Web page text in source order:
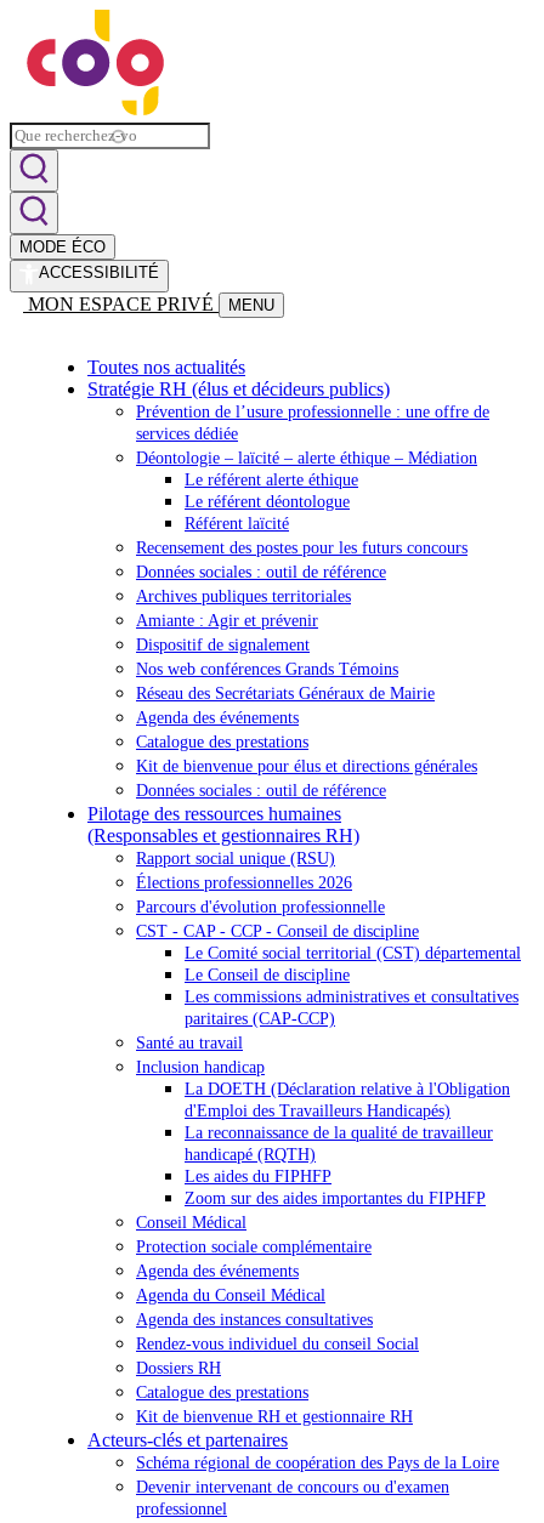
MODE ÉCO
ACCESSIBILITÉ
MON ESPACE PRIVÉ MENU
Toutes nos actualités
Stratégie RH (élus et décideurs publics)
Prévention de l’usure professionnelle : une offre de
services dédiée
Déontologie – laïcité – alerte éthique – Médiation
Le référent alerte éthique
Le référent déontologue
Référent laïcité
Recensement des postes pour les futurs concours
Données sociales : outil de référence
Archives publiques territoriales
Amiante : Agir et prévenir
Dispositif de signalement
Nos web conférences Grands Témoins
Réseau des Secrétariats Généraux de Mairie
Agenda des événements
Catalogue des prestations
Kit de bienvenue pour élus et directions générales
Données sociales : outil de référence
Pilotage des ressources humaines
(Responsables et gestionnaires RH)
Rapport social unique (RSU)
Élections professionnelles 2026
Parcours d'évolution professionnelle
CST - CAP - CCP - Conseil de discipline
Le Comité social territorial (CST) départemental
Le Conseil de discipline
Les commissions administratives et consultatives
paritaires (CAP-CCP)
Santé au travail
Inclusion handicap
La DOETH (Déclaration relative à l'Obligation
d'Emploi des Travailleurs Handicapés)
La reconnaissance de la qualité de travailleur
handicapé (RQTH)
Les aides du FIPHFP
Zoom sur des aides importantes du FIPHFP
Conseil Médical
Protection sociale complémentaire
Agenda des événements
Agenda du Conseil Médical
Agenda des instances consultatives
Rendez-vous individuel du conseil Social
Dossiers RH
Catalogue des prestations
Kit de bienvenue RH et gestionnaire RH
Acteurs-clés et partenaires
Schéma régional de coopération des Pays de la Loire
Devenir intervenant de concours ou d'examen
professionnel